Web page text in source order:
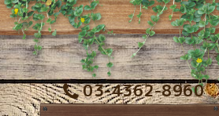
03-4362-8960